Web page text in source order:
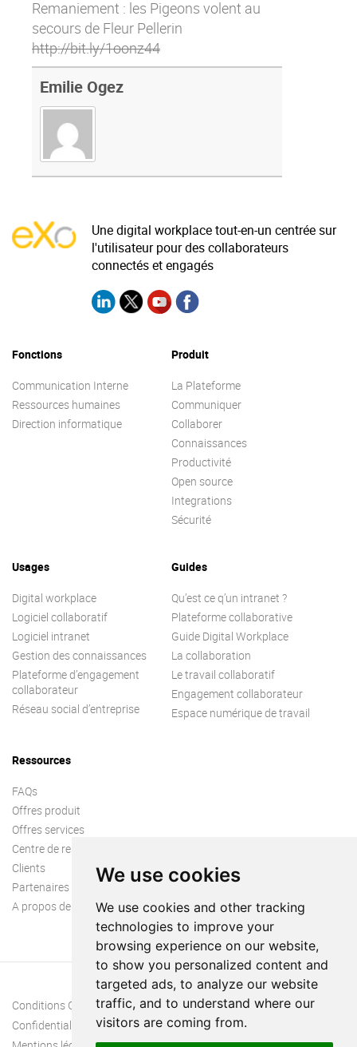
We use cookies
We use cookies and other tracking
technologies to improve your
browsing experience on our website,
to show you personalized content and
targeted ads, to analyze our website
traffic, and to understand where our
visitors are coming from.
Remaniement : les Pigeons volent au
secours de Fleur Pellerin
http://bit.ly/1oonz44
Emilie Ogez
Une digital workplace tout-en-un centrée sur
l'utilisateur pour des collaborateurs
connectés et engagés
Fonctions
Communication Interne
Ressources humaines
Direction informatique
Produit
La Plateforme
Communiquer
Collaborer
Connaissances
Productivité
Open source
Integrations
Sécurité
Usages
Digital workplace
Logiciel collaboratif
Logiciel intranet
Gestion des connaissances
Plateforme d’engagement
collaborateur
Réseau social d’entreprise
Guides
Qu’est ce q’un intranet ?
Plateforme collaborative
Guide Digital Workplace
La collaboration
Le travail collaboratif
Engagement collaborateur
Espace numérique de travail
Ressources
FAQs
Offres produit
Offres services
Centre de ressources
Clients
Partenaires
A propos de nous
Conditions Générales
Confidentialité